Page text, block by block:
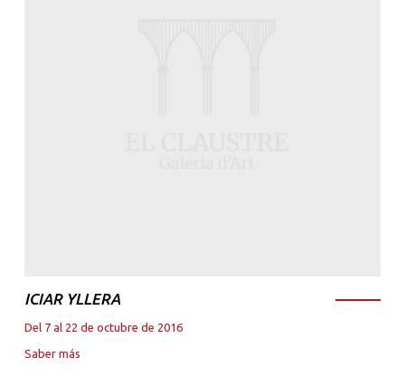
ICIAR YLLERA
Del 7 al 22 de octubre de 2016
Saber más